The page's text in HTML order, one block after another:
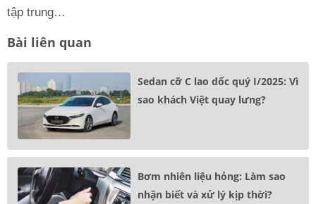
tập trung…
Bài liên quan
Sedan cỡ C lao dốc quý I/2025: Vì
sao khách Việt quay lưng?
Bơm nhiên liệu hỏng: Làm sao
nhận biết và xử lý kịp thời?